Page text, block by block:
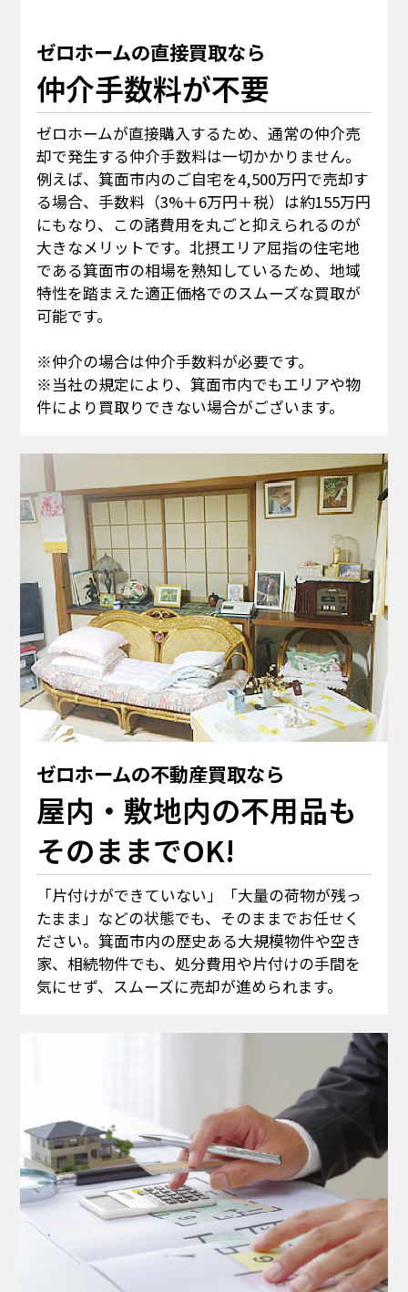
ゼロホームの直接買取なら
仲介手数料が不要
ゼロホームが直接購入するため、通常の仲介売
却で発生する仲介手数料は一切かかりません。
例えば、箕面市内のご自宅を4,500万円で売却す
る場合、手数料（3%＋6万円＋税）は約155万円
にもなり、この諸費用を丸ごと抑えられるのが
大きなメリットです。北摂エリア屈指の住宅地
である箕面市の相場を熟知しているため、地域
特性を踏まえた適正価格でのスムーズな買取が
可能です。
※仲介の場合は仲介手数料が必要です。
※当社の規定により、箕面市内でもエリアや物
件により買取りできない場合がございます。
ゼロホームの不動産買取なら
屋内・敷地内の不用品も
そのままでOK!
「片付けができていない」「大量の荷物が残っ
たまま」などの状態でも、そのままでお任せく
ださい。箕面市内の歴史ある大規模物件や空き
家、相続物件でも、処分費用や片付けの手間を
気にせず、スムーズに売却が進められます。